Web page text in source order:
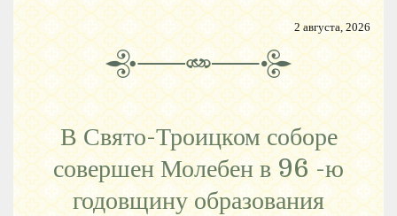
2 августа, 2026
В Свято-Троицком соборе
совершен Молебен в 96 -ю
годовщину образования